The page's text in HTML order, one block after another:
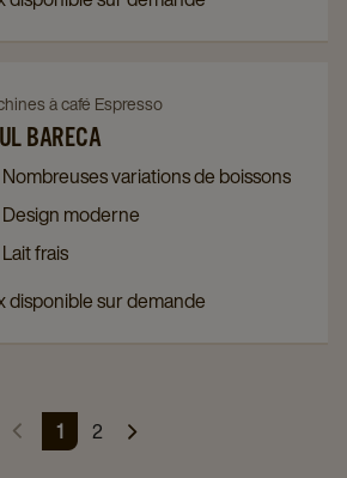
à café Espresso
BARECA
Nombreuses variations de boissons
Design moderne
Lait frais
disponible sur demande
1 2